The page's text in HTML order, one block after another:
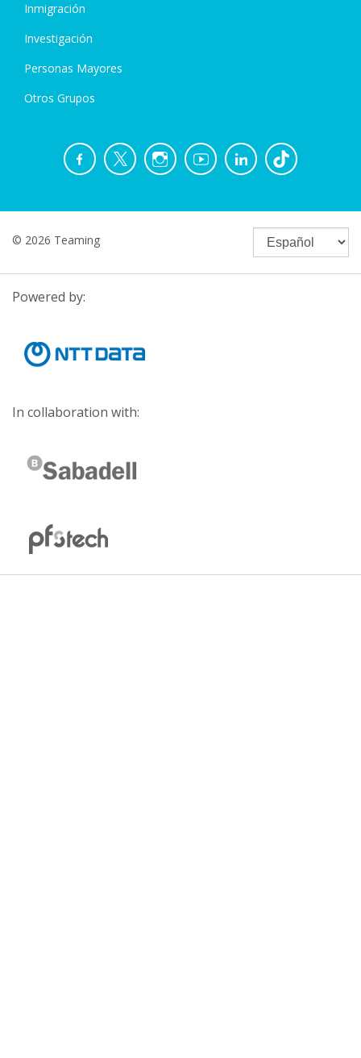
Inmigración
Investigación
Personas Mayores
Otros Grupos
© 2026 Teaming
Powered by:
In collaboration with: